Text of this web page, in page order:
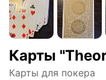
Карты
Карты для покера